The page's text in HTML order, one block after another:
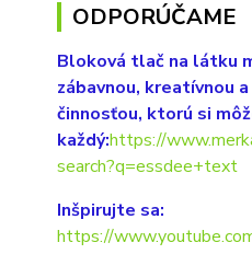
ODPORÚČAME
Bloková tlač na látku
zábavnou, kreatívnou
činnosťou, ktorú si
každý:https://
search?q=essdee+text
Inšpirujte sa:
https://